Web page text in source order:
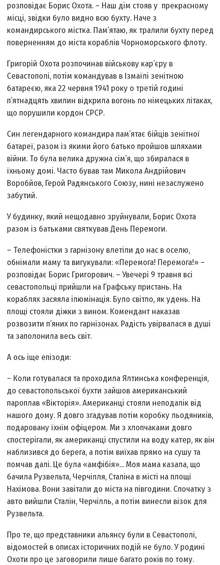
розповідає Борис Охота. – Наш дім стояв у прекрасному
місці, звідки було видно всю бухту. Наче з
командирського містка. Пам’ятаю, як тралили бухту перед
поверненням до міста кораблів Чорноморського флоту.
Григорій Охота розпочинав військову кар’єру в
Севастополі, потім командував в Ізмаїлі зенітною
батареєю, яка 22 червня 1941 року о третій годині
п’ятнадцять хвилин відкрила вогонь по німецьких літаках,
що порушили кордон СРСР.
Син легендарного командира пам’ятає бійців зенітної
батареї, разом із якими його батько пройшов шляхами
війни. То була велика дружна сім’я, що збиралася в
їхньому домі. Часто бував там Микола Андрійович
Воробйов, Герой Радянського Союзу, нині незаслужено
забутий.
У будинку, який нещодавно зруйнували, Борис Охота
разом із батьками святкував День Перемоги.
– Телефоністки з гарнізону влетіли до нас в оселю,
обнімали маму та вигукували: «Перемога! Перемога!» –
розповідає Борис Григорович. – Увечері 9 травня всі
севастопольці прийшли на Графську пристань. На
кораблях засяяла ілюмінація. Було світло, як удень. На
площі стояли діжки з вином. Комендант наказав
розвозити п’яних по гарнізонах. Радість увірвалася в душі
та заполонила весь світ.
А ось іще епізоди:
– Коли готувалася та проходила Ялтинська конференція,
до севастопольської бухти зайшов американський
пароплав «Вікторія». Американці стояли неподалік від
нашого дому. Я довго згадував потім коробку льодяників,
подаровану їхнім офіцером. Ми з хлопчаками довго
спостерігали, як американці спустили на воду катер, як він
наблизився до берега, а потім виїхав прямо на сушу та
помчав далі. Це була «амфібія»... Моя мама казала, що
бачила Рузвельта, Черчілля, Сталіна в місті на площі
Нахімова. Вони завітали до міста на півгодини. Спочатку з
авто вийшли Сталін, Черчілль, а потім винесли візок для
Рузвельта.
Про те, що представники альянсу були в Севастополі,
відомостей в описах історичних подій не було. У родині
Охоти про це заговорили лише багато років по тому.